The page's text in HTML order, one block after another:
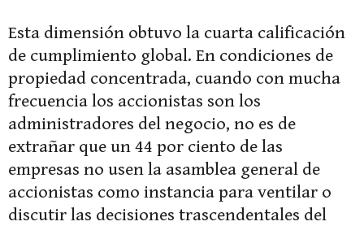
Esta dimensión obtuvo la cuarta calificación
de cumplimiento global. En condiciones de
propiedad concentrada, cuando con mucha
frecuencia los accionistas son los
administradores del negocio, no es de
extrañar que un 44 por ciento de las
empresas no usen la asamblea general de
accionistas como instancia para ventilar o
discutir las decisiones trascendentales del